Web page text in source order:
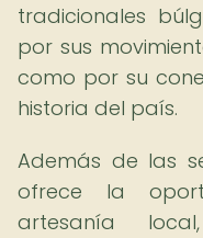
tradicionales
por sus
como por su
historia del país.
Además de las
ofrece la
artesanía